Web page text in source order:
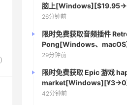
)
脑上
26分钟前
限时免费获取音频插件
Pong[Windows、
29分钟前
限时免费获取 Epic 游戏
42分钟前